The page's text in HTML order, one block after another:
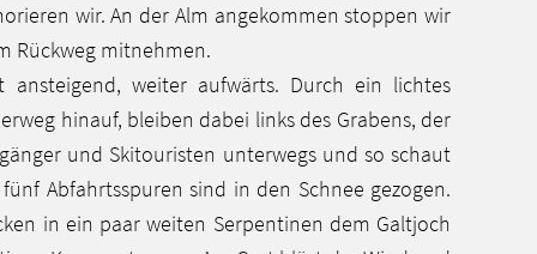
wir. An der Alm angekommen stoppen wir
Rückweg mitnehmen.
weiter aufwärts. Durch ein lichtes
hinauf, bleiben dabei links des Grabens, der
und Skitouristen unterwegs und so schaut
Abfahrtsspuren sind in den Schnee gezogen.
in ein paar weiten Serpentinen dem Galtjoch